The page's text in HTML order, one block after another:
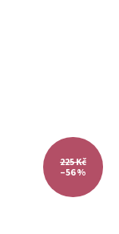
225 Kč
–56 %